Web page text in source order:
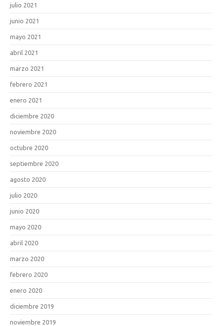
julio 2021
junio 2021
mayo 2021
abril 2021
marzo 2021
febrero 2021
enero 2021
diciembre 2020
noviembre 2020
octubre 2020
septiembre 2020
agosto 2020
julio 2020
junio 2020
mayo 2020
abril 2020
marzo 2020
febrero 2020
enero 2020
diciembre 2019
noviembre 2019